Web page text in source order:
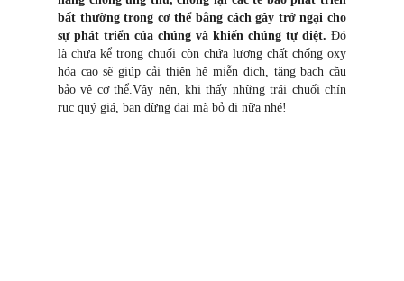
bất thường trong cơ thể bằng cách gây trở ngại cho
sự phát triển của chúng và khiến chúng tự diệt. Đó
là chưa kể trong chuối còn chứa lượng chất chống oxy
hóa cao sẽ giúp cải thiện hệ miễn dịch, tăng bạch cầu
bảo vệ cơ thể.Vậy nên, khi thấy những trái chuối chín
rục quý giá, bạn đừng dại mà bỏ đi nữa nhé!